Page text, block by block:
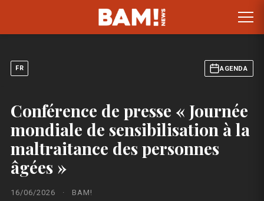
FR AGENDA
Conférence de presse « Journée
mondiale de sensibilisation à la
maltraitance des personnes
âgées »
16/06/2026 · BAM!